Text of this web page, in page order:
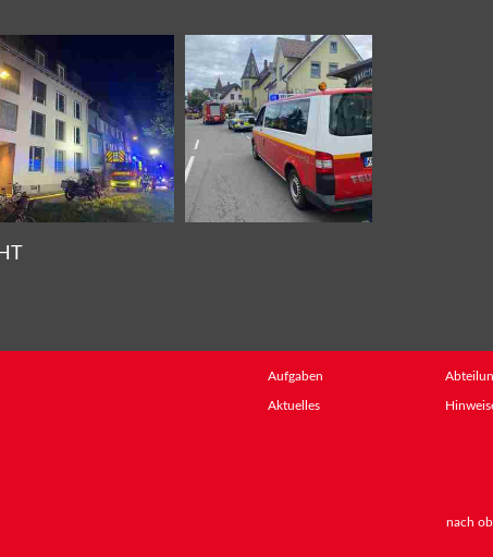
Aufgaben
Aktuelles
nach